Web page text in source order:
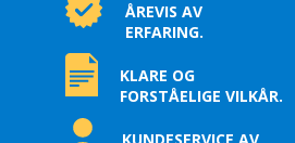
ÅREVIS AV
ERFARING.
KLARE OG
FORSTÅELIGE VILKÅR.